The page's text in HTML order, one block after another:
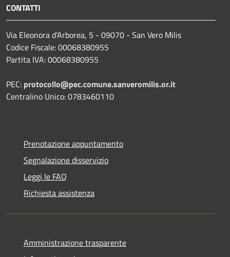
CONTATTI
Via Eleonora d'Arborea, 5 - 09070 - San Vero Milis
Codice Fiscale: 00068380955
Partita IVA: 00068380955
PEC: protocollo@pec.comune.sanveromilis.or.it
Centralino Unico: 0783460110
Prenotazione appuntamento
Segnalazione disservizio
Leggi le FAQ
Richiesta assistenza
Amministrazione trasparente